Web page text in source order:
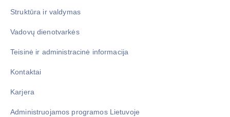
Struktūra ir valdymas
Vadovų dienotvarkės
Teisinė ir administracinė informacija
Kontaktai
Karjera
Administruojamos programos Lietuvoje